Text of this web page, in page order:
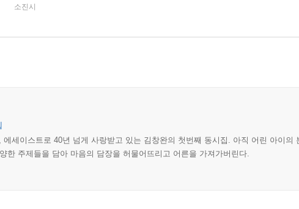
소진시
세이스트로 40년 넘게 사랑받고 있는 김창완의 첫번째 동시집. 아직 어린 아이의
한 주제들을 담아 마음의 담장을 허물어뜨리고 어른을 가져가버린다.